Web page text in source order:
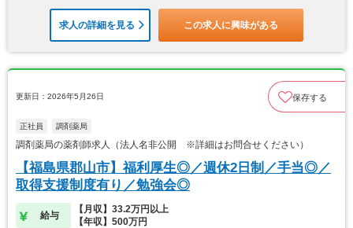
求人の詳細を見る この求人に興味がある
更新日：2026年5月26日 保存する
正社員 調剤薬局
調剤薬局の薬剤師求人（法人名非公開 ※詳細はお問合せください）
【福島県郡山市】福利厚生◎／週休2日制／手当◎／
取得支援制度有り／勉強会◎
給与
【月収】33.2万円以上
【年収】500万円